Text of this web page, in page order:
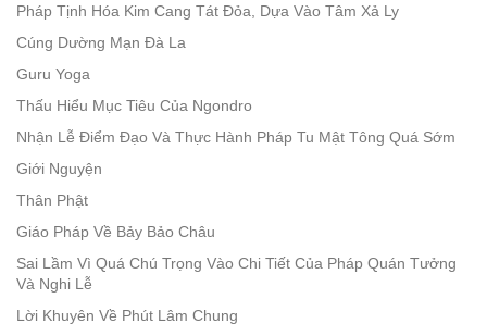
Pháp Tịnh Hóa Kim Cang Tát Đỏa, Dựa Vào Tâm Xả Ly
Cúng Dường Mạn Đà La
Guru Yoga
Thấu Hiểu Mục Tiêu Của Ngondro
Nhận Lễ Điểm Đạo Và Thực Hành Pháp Tu Mật Tông Quá Sớm
Giới Nguyện
Thân Phật
Giáo Pháp Về Bảy Bảo Châu
Sai Lầm Vì Quá Chú Trọng Vào Chi Tiết Của Pháp Quán Tưởng
Và Nghi Lễ
Lời Khuyên Về Phút Lâm Chung